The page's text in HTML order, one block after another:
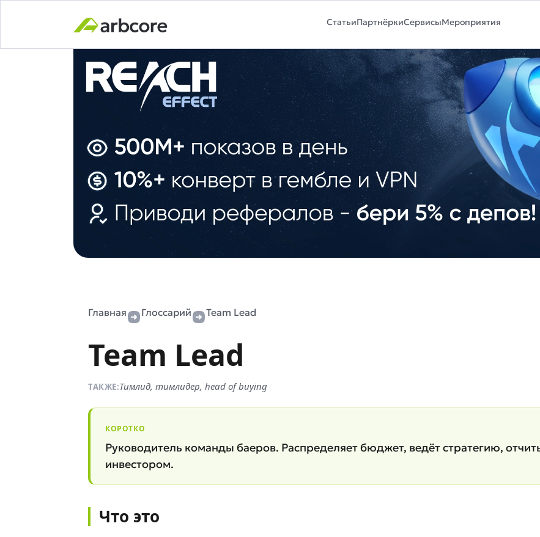
СтатьиПартнёркиСервисыМероприятия
Главная Глоссарий Team Lead
Team Lead
ТАКЖЕ:Тимлид, тимлидер, head of buying
КОРОТКО
Руководитель команды баеров. Распределяет бюджет, ведёт стратегию,
инвестором.
Что это